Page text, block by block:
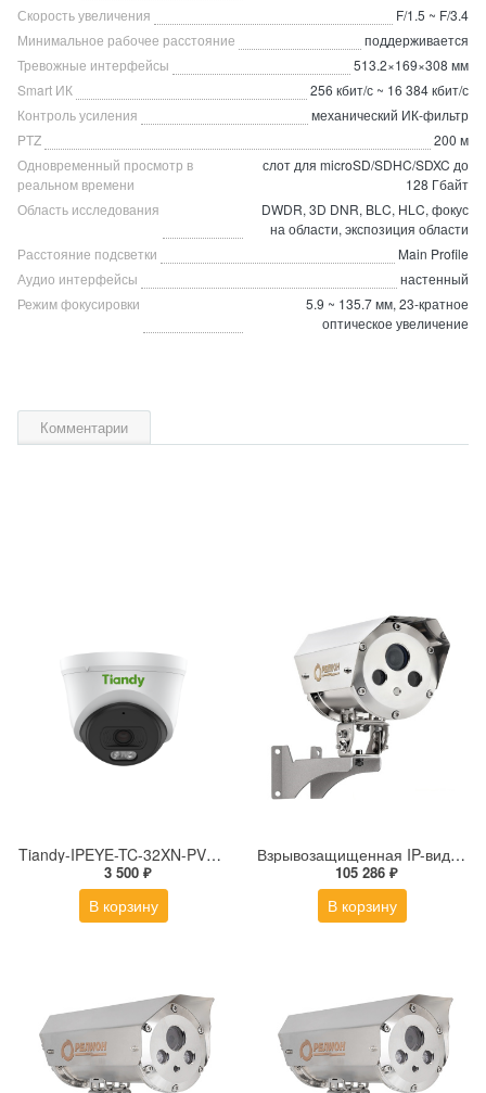
Скорость увеличения
F/1.5 ~ F/3.4
Минимальное рабочее расстояние
поддерживается
Тревожные интерфейсы
513.2×169×308 мм
Smart ИК
256 кбит/с ~ 16 384 кбит/с
Контроль усиления
механический ИК-фильтр
PTZ
200 м
Одновременный просмотр в
реальном времени
слот для microSD/SDHC/SDXC до
128 Гбайт
Область исследования
DWDR, 3D DNR, BLC, HLC, фокус
на области, экспозиция области
Расстояние подсветки
Main Profile
Аудио интерфейсы
настенный
Режим фокусировки
5.9 ~ 135.7 мм, 23-кратное
оптическое увеличение
Комментарии
Tiandy-IPEYE-TC-32XN-PVZ 2Мп купольная «турель» IP камера с фиксированным объективом, серия SPARK со встроенным агентом IPEYE для ПВЗ
3 500 ₽
В корзину
Взрывозащищенная IP-видеокамера Релион Релион-Exd-Н-100-ИК-IP5Мп2.7-13.5Z-PoE-SD-МК-TR
105 286 ₽
В корзину